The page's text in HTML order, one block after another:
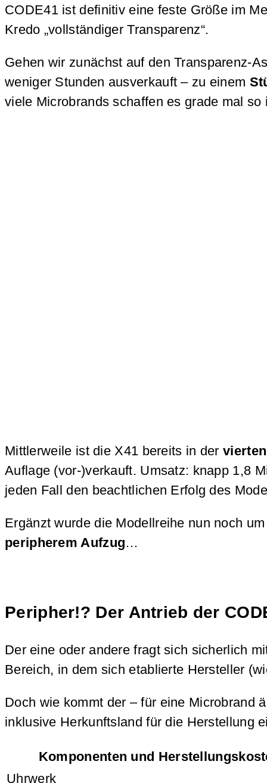
CODE41 ist definitiv eine feste Größe im
Kredo „vollständiger Transparenz“.
Gehen wir zunächst auf den Transparenz-
weniger Stunden ausverkauft – zu einem
viele Microbrands schaffen es grade mal
Mittlerweile ist die X41 bereits in der
Auflage (vor-)verkauft. Umsatz: knapp 1,8
jeden Fall den beachtlichen Erfolg des
Ergänzt wurde die Modellreihe nun noch
peripherem Aufzug…
Peripher!? Der Antrieb der
Der eine oder andere fragt sich sicherlich
Bereich, in dem sich etablierte Hersteller
Doch wie kommt der – für eine Microbrand
inklusive Herkunftsland für die Herstellung
Komponenten und
Uhrwerk